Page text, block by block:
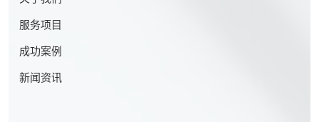
服务项目
成功案例
新闻资讯